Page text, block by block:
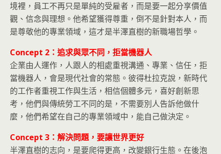
境裡，員工不再只是單純的受雇者，而是要一起分享價值
觀、信念與理想。他希望獲得尊重，倒不是針對本人，而
是尊敬他的專業領域，這才是半澤直樹的新職場哲學。
Concept 2：追求與眾不同，拒當機器人
企業由人運作，人跟人的相處重視溝通、專業、信任，拒
當機器人，會是現代社會的常態。彼得杜拉克說，新時代
的工作者重視工作與生活，相信個體多元，喜好創新思
考，他們與傳統勞工不同的是，不需要別人告訴他做什
麼，他們希望在自己的專業領域中，能自己做決定。
Concept 3：解決問題，要讓世界更好
半澤直樹的志向，是要爬得更高，改變銀行生態。在後泡